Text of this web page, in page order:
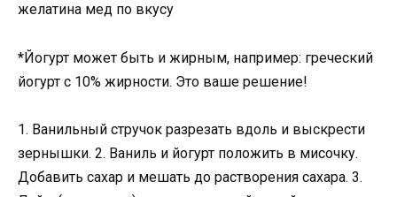
желатина мед по вкусу
*Йогурт может быть и жирным, например: греческий
йогурт с 10% жирности. Это ваше решение!
1. Ванильный стручок разрезать вдоль и выскрести
зернышки. 2. Ваниль и йогурт положить в мисочку.
Добавить сахар и мешать до растворения сахара. 3.